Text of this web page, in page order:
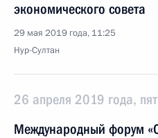
экономического совета
29 мая 2019 года, 11:25
Нур-Султан
26 апреля 2019 года,
Международный форум